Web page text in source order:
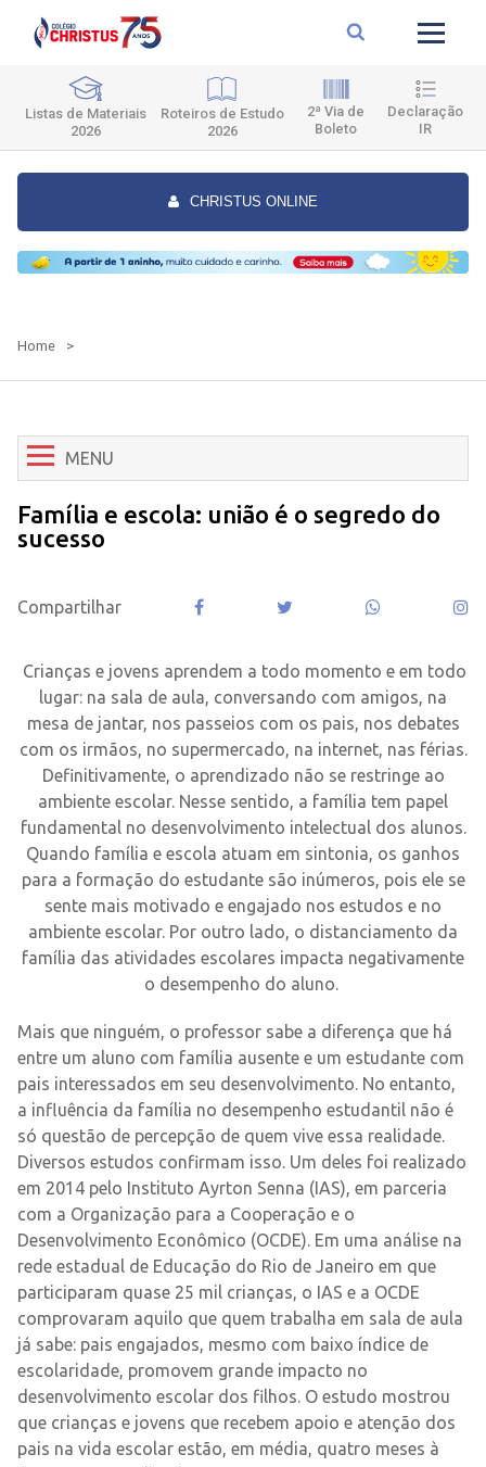
Listas de Materiais
2026
Roteiros de Estudo
2026
2ª Via de
Boleto
Declaração
IR
CHRISTUS ONLINE
Home >
MENU
Família e escola: união é o segredo do
sucesso
Compartilhar
Crianças e jovens aprendem a todo momento e em todo
lugar: na sala de aula, conversando com amigos, na
mesa de jantar, nos passeios com os pais, nos debates
com os irmãos, no supermercado, na internet, nas férias.
Definitivamente, o aprendizado não se restringe ao
ambiente escolar. Nesse sentido, a família tem papel
fundamental no desenvolvimento intelectual dos alunos.
Quando família e escola atuam em sintonia, os ganhos
para a formação do estudante são inúmeros, pois ele se
sente mais motivado e engajado nos estudos e no
ambiente escolar. Por outro lado, o distanciamento da
família das atividades escolares impacta negativamente
o desempenho do aluno.
Mais que ninguém, o professor sabe a diferença que há
entre um aluno com família ausente e um estudante com
pais interessados em seu desenvolvimento. No entanto,
a influência da família no desempenho estudantil não é
só questão de percepção de quem vive essa realidade.
Diversos estudos confirmam isso. Um deles foi realizado
em 2014 pelo Instituto Ayrton Senna (IAS), em parceria
com a Organização para a Cooperação e o
Desenvolvimento Econômico (OCDE). Em uma análise na
rede estadual de Educação do Rio de Janeiro em que
participaram quase 25 mil crianças, o IAS e a OCDE
comprovaram aquilo que quem trabalha em sala de aula
já sabe: pais engajados, mesmo com baixo índice de
escolaridade, promovem grande impacto no
desenvolvimento escolar dos filhos. O estudo mostrou
que crianças e jovens que recebem apoio e atenção dos
pais na vida escolar estão, em média, quatro meses à